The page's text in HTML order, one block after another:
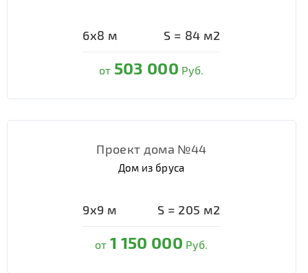
6х8 м S = 84 м2
от 503 000 Руб.
Проект дома №44
Дом из бруса
9х9 м S = 205 м2
от 1 150 000 Руб.